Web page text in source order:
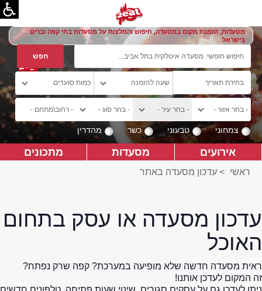
מסעדות, הזמנת מקום במסעדה, חיפוש והמלצות על מסעדות בתי קפה וברים
בישראל
צמחוני טבעוני כשר מהדרין
אירועים מסעדות מתכונים
ראשי > עדכון מסעדה באתר
עדכון מסעדה או עסק בתחום
האוכל
ראית מסעדה חדשה שלא מופיעה במערכת? קפה שרק נפתח?
זה המקום לעדכן אותנו!